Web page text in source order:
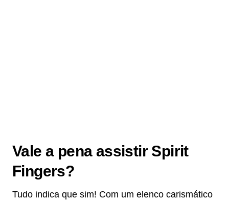
Vale a pena assistir Spirit
Fingers?
Tudo indica que sim! Com um elenco carismático